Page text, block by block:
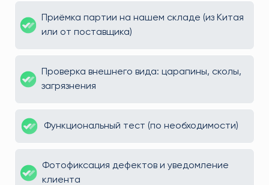
Приёмка партии на нашем складе (из Китая
или от поставщика)
Проверка внешнего вида: царапины, сколы,
загрязнения
Функциональный тест (по необходимости)
Фотофиксация дефектов и уведомление
клиента